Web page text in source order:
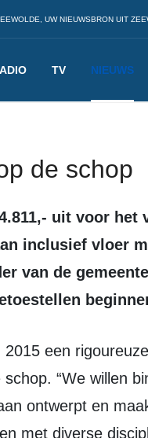
UW NIEUWSBRON UIT
TV NIEUWS
de schop
inclusief vloer
van de
“We willen
ontwerpt en
met diverse